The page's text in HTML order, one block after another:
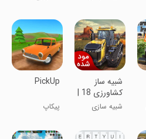
games
بازی‌های مزرعه
شبیه ساز
کشاورزی 18 |
نسخه مود
شبیه سازی
PickUp
پیکاپ